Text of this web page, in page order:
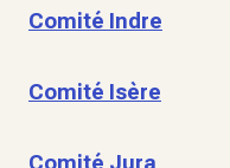
Comité Indre
Comité Isère
Comité Jura